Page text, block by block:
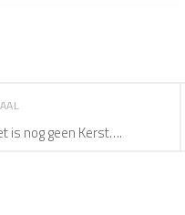
is nog geen Kerst….